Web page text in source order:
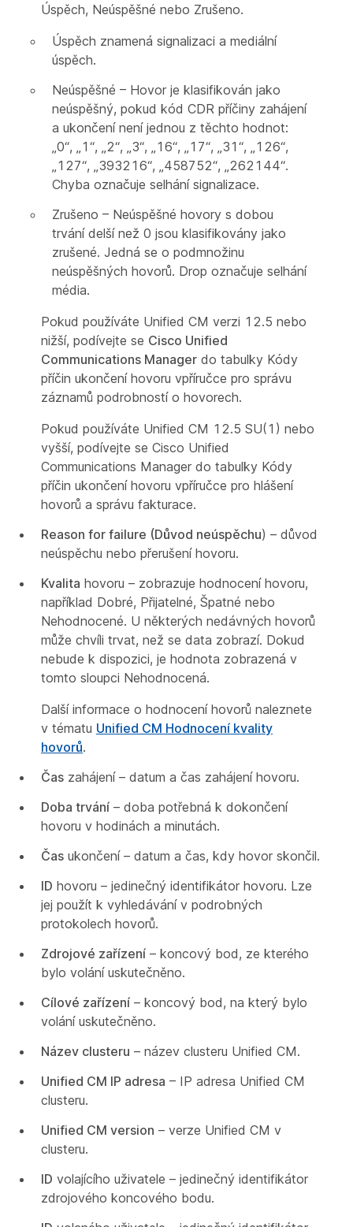
Úspěch, Neúspěšné nebo Zrušeno.
Úspěch znamená signalizaci a mediální
úspěch.
Neúspěšné – Hovor je klasifikován jako
neúspěšný, pokud kód CDR příčiny zahájení
a ukončení není jednou z těchto hodnot:
„0“, „1“, „2“, „3“, „16“, „17“, „31“, „126“,
„127“, „393216“, „458752“, „262144“.
Chyba označuje selhání signalizace.
Zrušeno – Neúspěšné hovory s dobou
trvání delší než 0 jsou klasifikovány jako
zrušené. Jedná se o podmnožinu
neúspěšných hovorů. Drop označuje selhání
média.
Pokud používáte Unified CM verzi 12.5 nebo
nižší, podívejte se Cisco Unified
Communications Manager do tabulky Kódy
příčin ukončení hovoru vpříručce pro správu
záznamů podrobností o hovorech.
Pokud používáte Unified CM 12.5 SU(1) nebo
vyšší, podívejte se Cisco Unified
Communications Manager do tabulky Kódy
příčin ukončení hovoru vpříručce pro hlášení
hovorů a správu fakturace.
Reason for failure (Důvod neúspěchu) – důvod
neúspěchu nebo přerušení hovoru.
Kvalita hovoru – zobrazuje hodnocení hovoru,
například Dobré, Přijatelné, Špatné nebo
Nehodnocené. U některých nedávných hovorů
může chvíli trvat, než se data zobrazí. Dokud
nebude k dispozici, je hodnota zobrazená v
tomto sloupci Nehodnocená.
Další informace o hodnocení hovorů naleznete
v tématu Unified CM Hodnocení kvality
hovorů.
Čas zahájení – datum a čas zahájení hovoru.
Doba trvání – doba potřebná k dokončení
hovoru v hodinách a minutách.
Čas ukončení – datum a čas, kdy hovor skončil.
ID hovoru – jedinečný identifikátor hovoru. Lze
jej použít k vyhledávání v podrobných
protokolech hovorů.
Zdrojové zařízení – koncový bod, ze kterého
bylo volání uskutečněno.
Cílové zařízení – koncový bod, na který bylo
volání uskutečněno.
Název clusteru – název clusteru Unified CM.
Unified CM IP adresa – IP adresa Unified CM
clusteru.
Unified CM version – verze Unified CM v
clusteru.
ID volajícího uživatele – jedinečný identifikátor
zdrojového koncového bodu.